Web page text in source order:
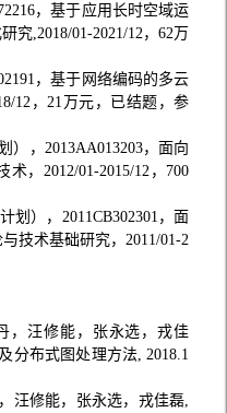
，基于应用长时空域运
究,2018/01-2021/12，62万
，基于网络编码的多云
12，21万元，已结题，参
），2013AA013203，面向
，2012/01-2015/12，700
划），2011CB302301，面
技术基础研究，2011/01-2
，汪修能，张永选，戎佳
分布式图处理方法, 2018.1
汪修能，张永选，戎佳磊,